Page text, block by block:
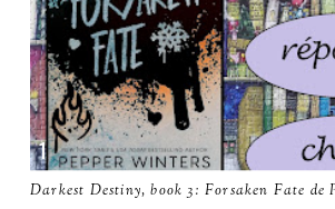
Darkest Destiny, book 3: Forsaken Fate de